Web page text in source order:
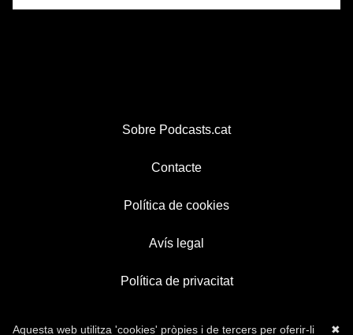
Sobre Podcasts.cat
Contacte
Política de cookies
Avís legal
Política de privacitat
✖
Aquesta web utilitza 'cookies' pròpies i de tercers per oferir-li